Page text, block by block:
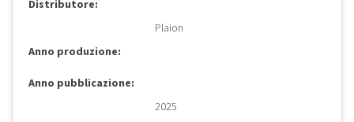
Distributore:
Plaion
Anno produzione:
Anno pubblicazione:
2025